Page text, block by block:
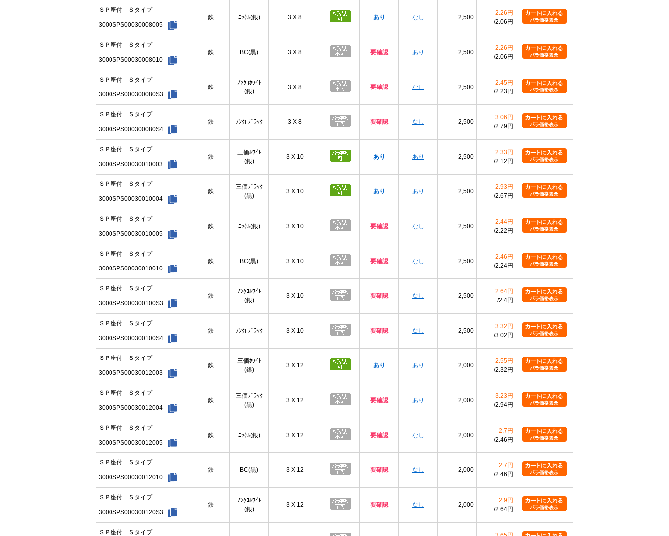
ＳＰ座付 Ｓタイプ
3000SPS00030008005
鉄 ﾆｯｹﾙ(銀) 3 X 8 あり なし 2,500
2.26円
2.06円
ＳＰ座付 Ｓタイプ
3000SPS00030008010
鉄 BC(黒) 3 X 8 要確認 あり 2,500
2.26円
2.06円
ＳＰ座付 Ｓタイプ
3000SPS000300080S3
鉄
ﾉﾝｸﾛﾎﾜｲﾄ
(銀)
3 X 8 要確認 なし 2,500
2.45円
2.23円
ＳＰ座付 Ｓタイプ
3000SPS000300080S4
鉄 ﾉﾝｸﾛﾌﾞﾗｯｸ 3 X 8 要確認 なし 2,500
3.06円
2.79円
ＳＰ座付 Ｓタイプ
3000SPS00030010003
鉄
三価ﾎﾜｲﾄ
(銀)
3 X 10 あり あり 2,500
2.33円
2.12円
ＳＰ座付 Ｓタイプ
3000SPS00030010004
鉄
三価ﾌﾞﾗｯｸ
(黒)
3 X 10 あり あり 2,500
2.93円
2.67円
ＳＰ座付 Ｓタイプ
3000SPS00030010005
鉄 ﾆｯｹﾙ(銀) 3 X 10 要確認 なし 2,500
2.44円
2.22円
ＳＰ座付 Ｓタイプ
3000SPS00030010010
鉄 BC(黒) 3 X 10 要確認 なし 2,500
2.46円
2.24円
ＳＰ座付 Ｓタイプ
3000SPS000300100S3
鉄
ﾉﾝｸﾛﾎﾜｲﾄ
(銀)
3 X 10 要確認 なし 2,500
2.64円
2.4円
ＳＰ座付 Ｓタイプ
3000SPS000300100S4
鉄 ﾉﾝｸﾛﾌﾞﾗｯｸ 3 X 10 要確認 なし 2,500
3.32円
3.02円
ＳＰ座付 Ｓタイプ
3000SPS00030012003
鉄
三価ﾎﾜｲﾄ
(銀)
3 X 12 あり あり 2,000
2.55円
2.32円
ＳＰ座付 Ｓタイプ
3000SPS00030012004
鉄
三価ﾌﾞﾗｯｸ
(黒)
3 X 12 要確認 あり 2,000
3.23円
2.94円
ＳＰ座付 Ｓタイプ
3000SPS00030012005
鉄 ﾆｯｹﾙ(銀) 3 X 12 要確認 なし 2,000
2.7円
2.46円
ＳＰ座付 Ｓタイプ
3000SPS00030012010
鉄 BC(黒) 3 X 12 要確認 なし 2,000
2.7円
2.46円
ＳＰ座付 Ｓタイプ
3000SPS000300120S3
鉄
ﾉﾝｸﾛﾎﾜｲﾄ
(銀)
3 X 12 要確認 なし 2,000
2.9円
2.64円
ＳＰ座付 Ｓタイプ